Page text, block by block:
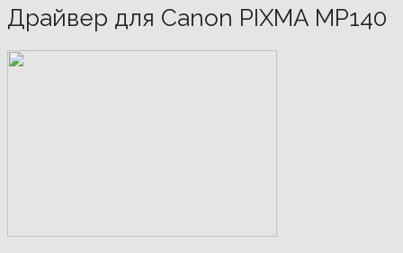
Драйвер для Canon PIXMA MP140